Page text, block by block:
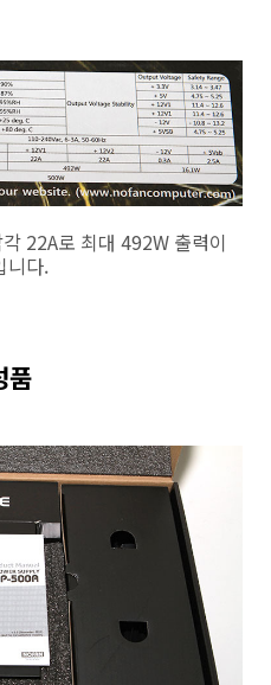
22A로 최대 492W 출력이
니다.
품